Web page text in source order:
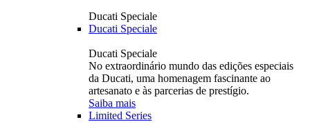
Ducati Speciale
Ducati Speciale
Ducati Speciale
No extraordinário mundo das edições especiais
da Ducati, uma homenagem fascinante ao
artesanato e às parcerias de prestígio.
Saiba mais
Limited Series